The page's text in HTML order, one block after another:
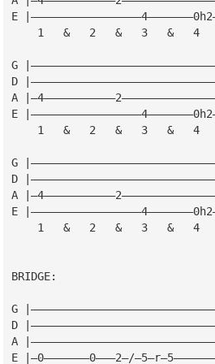
E
1   &   2   &   3   &   4
G
D
A
E
1   &   2   &   3   &   4
G
D
A
E
1   &   2   &   3   &   4
BRIDGE:
G
D
A
E |—0———————0———2—/